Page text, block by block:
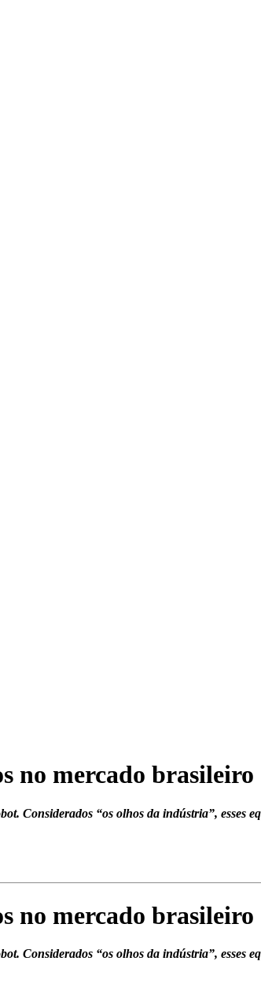
no mercado brasileiro
Considerados “os olhos da indústria”, esses
no mercado brasileiro
Considerados “os olhos da indústria”, esses